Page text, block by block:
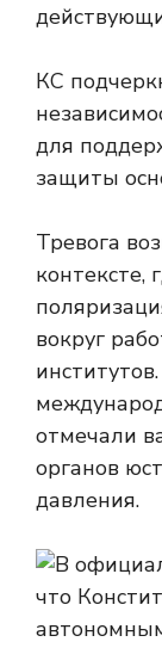
КС
для
защиты
Тревога
контексте,
вокруг
отмечали
органов
давления.